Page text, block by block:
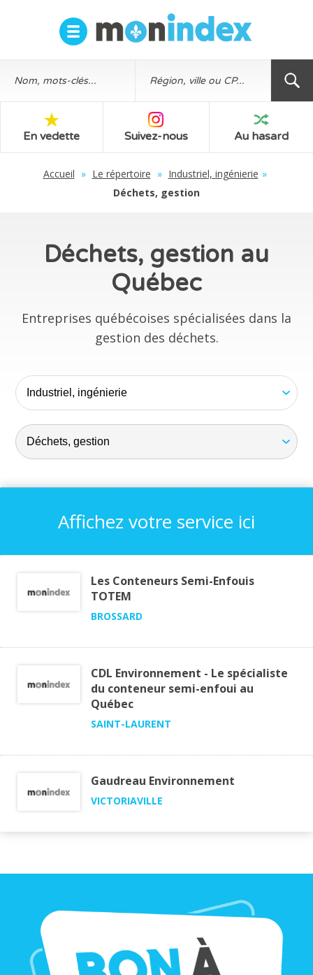
En vedette Suivez-nous Au hasard
Accueil » Le répertoire » Industriel, ingénierie »
Déchets, gestion
Déchets, gestion au
Québec
Entreprises québécoises spécialisées dans la
gestion des déchets.
Affichez votre service ici
Les Conteneurs Semi-Enfouis
TOTEM
BROSSARD
CDL Environnement - Le spécialiste
du conteneur semi-enfoui au
Québec
SAINT-LAURENT
Gaudreau Environnement
VICTORIAVILLE